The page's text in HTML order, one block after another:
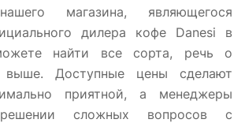
магазина, являющегося
дилера кофе Danesi в
найти все сорта, речь о
Доступные цены сделают
приятной, а менеджеры
сложных вопросов с